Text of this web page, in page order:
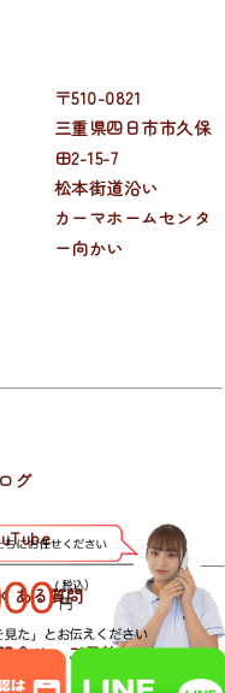
〒510-0821
三重県四日市市久保
田2-15-7
松本街道沿い
カーマホームセンタ
ー向かい
グ
ある質問
合せ・ご予約